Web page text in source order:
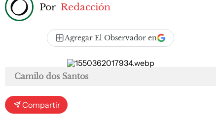
Por Redacción
Agregar El Observador en
Camilo dos Santos
Compartir